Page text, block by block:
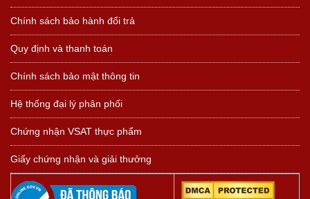
Chính sách bảo hành đổi trả
Quy định và thanh toán
Chính sách bảo mật thông tin
Hệ thống đại lý phân phối
Chứng nhận VSAT thực phẩm
Giấy chứng nhận và giải thưởng